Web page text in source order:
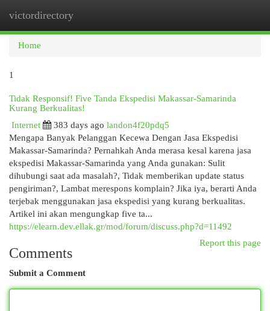
victordirectory
Home
1
Tidak Responsif! Five Tanda Ekspedisi Makassar-Samarinda
Kurang Berkualitas!
Internet
383 days ago landon4f20pdq5
Mengapa Banyak Pelanggan Kecewa Dengan Jasa Ekspedisi
Makassar-Samarinda? Pernahkah Anda merasa kesal karena jasa
ekspedisi Makassar-Samarinda yang Anda gunakan: Sulit
dihubungi saat ada masalah?, Tidak memberikan update status
pengiriman?, Lambat merespons komplain? Jika iya, berarti Anda
terjebak menggunakan jasa ekspedisi yang kurang berkualitas.
Artikel ini akan mengungkap five ta...
https://elearn.dev.ellak.gr/mod/forum/discuss.php?d=11492
Report this page
Comments
Submit a Comment